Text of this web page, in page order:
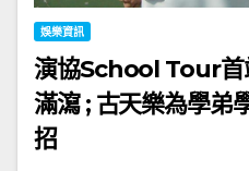
娛樂資訊
演協School Tour首
滿瀉 ; 古天樂為學弟學妹開金口 教減壓3
招